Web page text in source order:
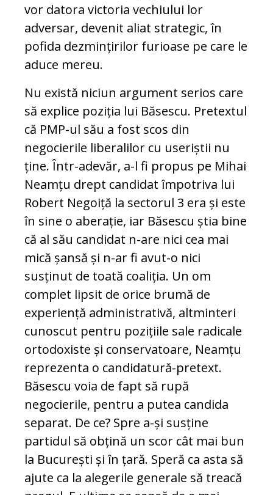
vor datora victoria vechiului lor
adversar, devenit aliat strategic, în
pofida dezmințirilor furioase pe care le
aduce mereu.
Nu există niciun argument serios care
să explice poziția lui Băsescu. Pretextul
că PMP-ul său a fost scos din
negocierile liberalilor cu useriștii nu
ține. Într-adevăr, a-l fi propus pe Mihai
Neamțu drept candidat împotriva lui
Robert Negoiță la sectorul 3 era și este
în sine o aberație, iar Băsescu știa bine
că al său candidat n-are nici cea mai
mică șansă și n-ar fi avut-o nici
susținut de toată coaliția. Un om
complet lipsit de orice brumă de
experiență administrativă, altminteri
cunoscut pentru pozițiile sale radicale
ortodoxiste și conservatoare, Neamțu
reprezenta o candidatură-pretext.
Băsescu voia de fapt să rupă
negocierile, pentru a putea candida
separat. De ce? Spre a-și susține
partidul să obțină un scor cât mai bun
la București și în țară. Speră ca asta să
ajute ca la alegerile generale să treacă